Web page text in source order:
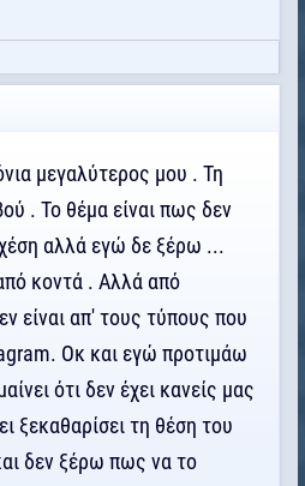
μεγαλύτερος μου . Τη
. Το θέμα είναι πως δεν
αλλά εγώ δε ξέρω ...
κοντά . Αλλά από
είναι απ' τους τύπους που
Οκ και εγώ προτιμάω
ότι δεν έχει κανείς μας
ξεκαθαρίσει τη θέση του
δεν ξέρω πως να το